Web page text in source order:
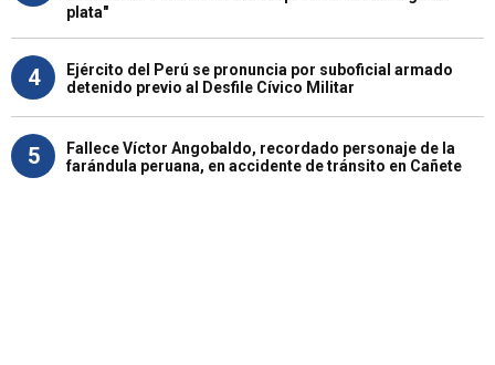
plata"
4
Ejército del Perú se pronuncia por suboficial armado
detenido previo al Desfile Cívico Militar
5
Fallece Víctor Angobaldo, recordado personaje de la
farándula peruana, en accidente de tránsito en Cañete